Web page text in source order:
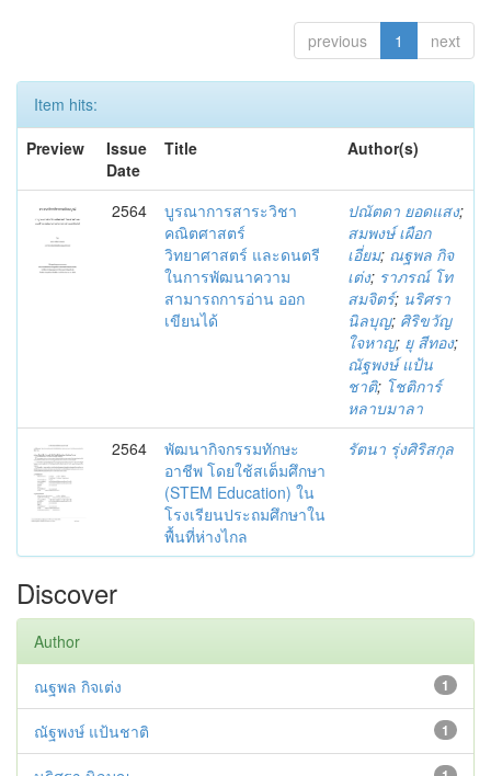
previous 1 next
Item hits:
Preview
Issue
Date
Title Author(s)
2564
บูรณาการสาระวิชา
คณิตศาสตร์
วิทยาศาสตร์ และดนตรี
ในการพัฒนาความ
สามารถการอ่าน ออก
เขียนได้
ปณัตดา ยอดแสง;
สมพงษ์ เผือก
เอี่ยม; ณฐพล กิจ
เต่ง; ราภรณ์ โท
สมจิตร์; นริศรา
นิลบุญ; ศิริขวัญ
ใจหาญ; ยุ สีทอง;
ณัฐพงษ์ แป้น
ชาติ; โชติการ์
หลาบมาลา
2564
พัฒนากิจกรรมทักษะ
อาชีพ โดยใช้สเต็มศึกษา
(STEM Education) ใน
โรงเรียนประถมศึกษาใน
พื้นที่ห่างไกล
รัตนา รุ่งศิริสกุล
Discover
Author
1
ณฐพล กิจเต่ง
1
ณัฐพงษ์ แป้นชาติ